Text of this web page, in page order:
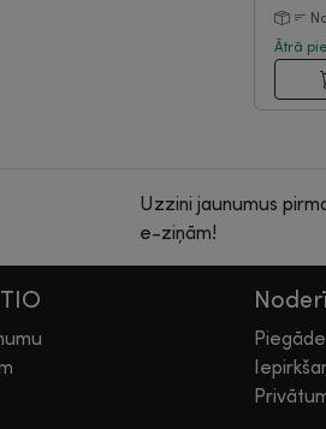
Ātrā
Uzzini jaunumus
e-ziņām!